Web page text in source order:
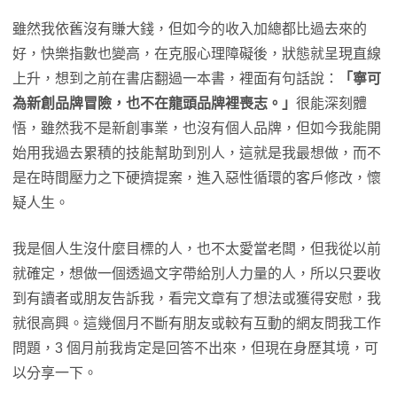
雖然我依舊沒有賺大錢，但如今的收入加總都比過去來的
好，快樂指數也變高，在克服心理障礙後，狀態就呈現直線
上升，想到之前在書店翻過一本書，裡面有句話說：
「寧可
為新創品牌冒險，也不在龍頭品牌裡喪志。」 很能深刻體
悟，雖然我不是新創事業，也沒有個人品牌，但如今我能開
始用我過去累積的技能幫助到別人，這就是我最想做，而不
是在時間壓力之下硬擠提案，進入惡性循環的客戶修改，懷
疑人生。
我是個人生沒什麼目標的人，也不太愛當老闆，但我從以前
就確定，想做一個透過文字帶給別人力量的人，所以只要收
到有讀者或朋友告訴我，看完文章有了想法或獲得安慰，我
就很高興。這幾個月不斷有朋友或較有互動的網友問我工作
問題，3 個月前我肯定是回答不出來，但現在身歷其境，可
以分享一下。